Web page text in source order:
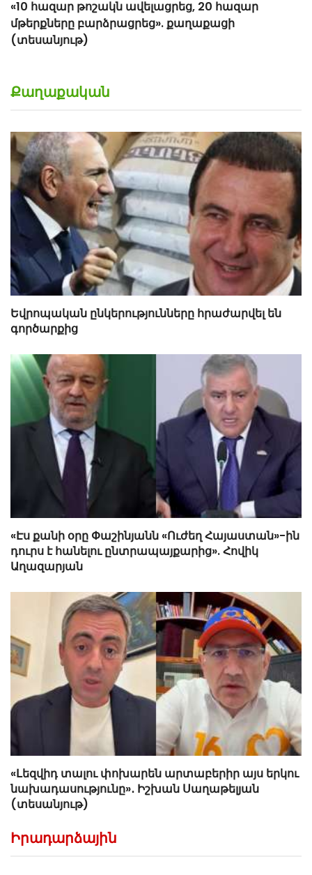
Քաղաքական
Եվրոպական ընկերությունները հրաժարվել են
գործարքից
«Էս քանի օրը Փաշինյանն «Ուժեղ Հայաստան»-ին
դուրս է հանելու ընտրապայքարից». Հովիկ
Աղազարյան
«Լեզվիդ տալու փոխարեն արտաբերիր այս երկու
նախադասությունը»․ Իշխան Սաղաթելյան
(տեսանյութ)
Իրադարձային